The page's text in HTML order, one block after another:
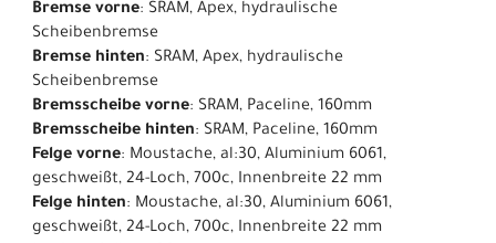
Bremse vorne: SRAM, Apex, hydraulische
Scheibenbremse
Bremse hinten: SRAM, Apex, hydraulische
Scheibenbremse
Bremsscheibe vorne: SRAM, Paceline, 160mm
Bremsscheibe hinten: SRAM, Paceline, 160mm
Felge vorne: Moustache, al:30, Aluminium 6061,
geschweißt, 24-Loch, 700c, Innenbreite 22 mm
Felge hinten: Moustache, al:30, Aluminium 6061,
geschweißt, 24-Loch, 700c, Innenbreite 22 mm